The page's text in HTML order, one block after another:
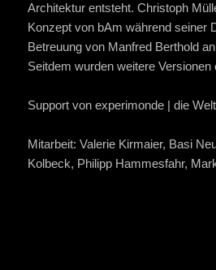
Architektur entsteht. Christoph
Konzept von bAm während seiner
Betreuung von Manfred Berthold
Seitdem wurden weitere Versionen
Support von experimonde | die
Mitarbeit: Valerie Kirmaier, Basi
Kolbeck, Philipp Hammesfahr,